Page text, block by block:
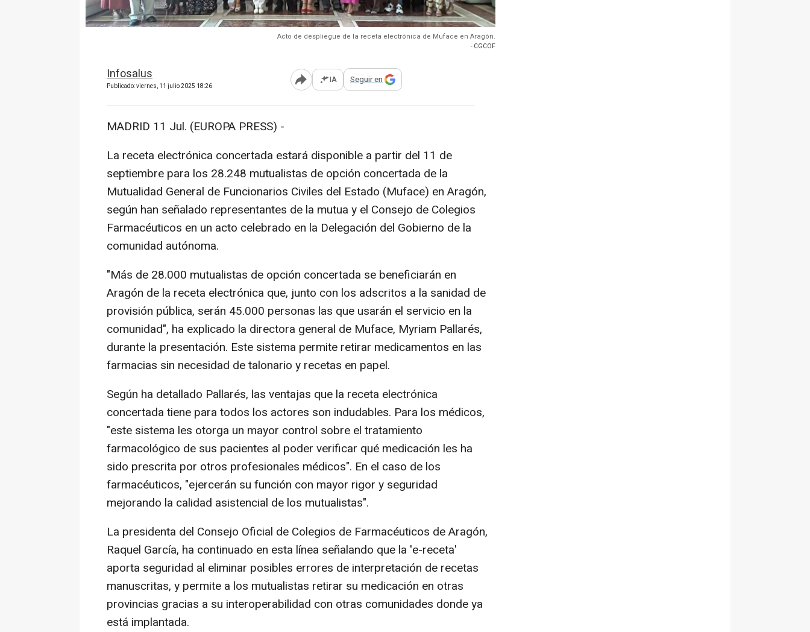
Acto de despliegue de la receta electrónica de Muface en Aragón.
- CGCOF
Infosalus
Publicado: viernes, 11 julio 2025 18:26 Abrir opciones para compartir
IA Seguir en
MADRID 11 Jul. (EUROPA PRESS) -
La receta electrónica concertada estará disponible a partir del 11 de
septiembre para los 28.248 mutualistas de opción concertada de la
Mutualidad General de Funcionarios Civiles del Estado (Muface) en Aragón,
según han señalado representantes de la mutua y el Consejo de Colegios
Farmacéuticos en un acto celebrado en la Delegación del Gobierno de la
comunidad autónoma.
"Más de 28.000 mutualistas de opción concertada se beneficiarán en
Aragón de la receta electrónica que, junto con los adscritos a la sanidad de
provisión pública, serán 45.000 personas las que usarán el servicio en la
comunidad", ha explicado la directora general de Muface, Myriam Pallarés,
durante la presentación. Este sistema permite retirar medicamentos en las
farmacias sin necesidad de talonario y recetas en papel.
Según ha detallado Pallarés, las ventajas que la receta electrónica
concertada tiene para todos los actores son indudables. Para los médicos,
"este sistema les otorga un mayor control sobre el tratamiento
farmacológico de sus pacientes al poder verificar qué medicación les ha
sido prescrita por otros profesionales médicos". En el caso de los
farmacéuticos, "ejercerán su función con mayor rigor y seguridad
mejorando la calidad asistencial de los mutualistas".
La presidenta del Consejo Oficial de Colegios de Farmacéuticos de Aragón,
Raquel García, ha continuado en esta línea señalando que la 'e-receta'
aporta seguridad al eliminar posibles errores de interpretación de recetas
manuscritas, y permite a los mutualistas retirar su medicación en otras
provincias gracias a su interoperabilidad con otras comunidades donde ya
está implantada.